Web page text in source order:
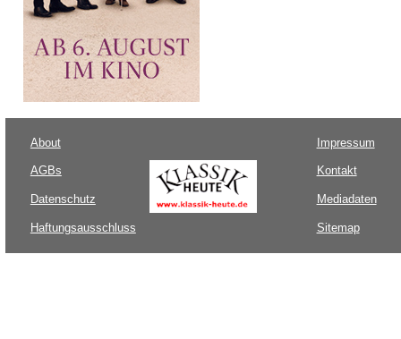
About
AGBs
Datenschutz
Haftungsausschluss
Impressum
Kontakt
Mediadaten
Sitemap